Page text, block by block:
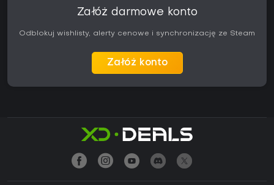
Załóż darmowe konto
Odblokuj wishlisty, alerty cenowe i synchronizację ze Steam
Załóż konto